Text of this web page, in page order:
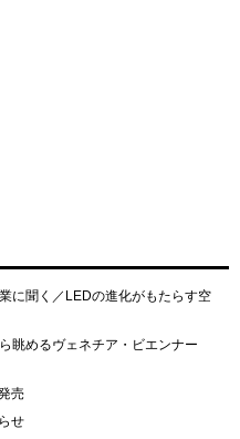
に聞く／LEDの進化がもたらす空
眺めるヴェネチア・ビエンナー
売
せ